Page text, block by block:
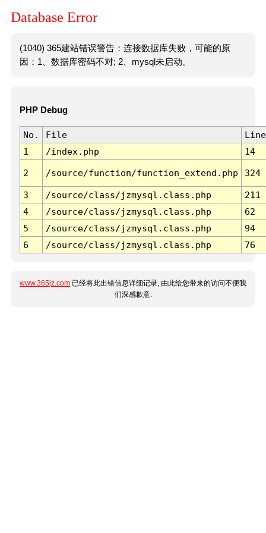
Database Error
(1040) 365建站错误警告：连接数据库失败，可能的原
因：1、数据库密码不对; 2、mysql未启动。
PHP Debug
No. File
Line
1
/index.php 14
2 /source/function/function_extend.php 324
3 /source/class/jzmysql.class.php
211
4
/source/class/jzmysql.class.php
62
5
/source/class/jzmysql.class.php
94
6
/source/class/jzmysql.class.php 76
www.365jz.com 已经将此出错信息详细记录, 由此给您带来的访问不便我
们深感歉意.